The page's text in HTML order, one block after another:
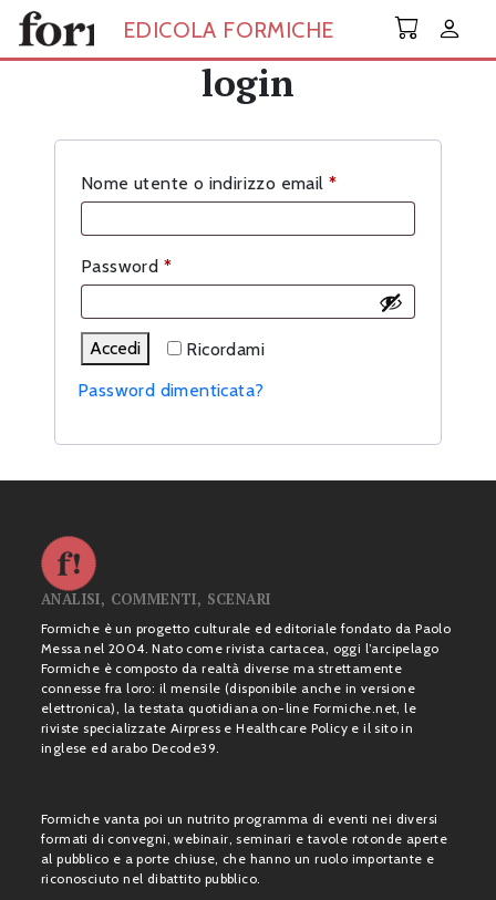
Skip to main content
EDICOLA FORMICHE
login
Nome utente o indirizzo email *Richiesto
Password *Richiesto
Ricordami
Accedi
Password dimenticata?
ANALISI, COMMENTI, SCENARI
Formiche è un progetto culturale ed editoriale fondato da Paolo
Messa nel 2004. Nato come rivista cartacea, oggi l’arcipelago
Formiche è composto da realtà diverse ma strettamente
connesse fra loro: il mensile (disponibile anche in versione
elettronica), la testata quotidiana on-line Formiche.net, le
riviste specializzate Airpress e Healthcare Policy e il sito in
inglese ed arabo Decode39.
Formiche vanta poi un nutrito programma di eventi nei diversi
formati di convegni, webinair, seminari e tavole rotonde aperte
al pubblico e a porte chiuse, che hanno un ruolo importante e
riconosciuto nel dibattito pubblico.